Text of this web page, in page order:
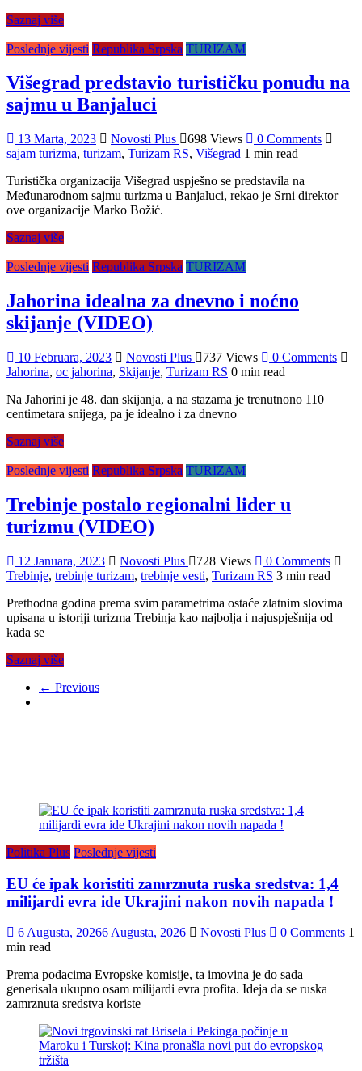
Saznaj više
Poslednje vijesti Republika Srpska TURIZAM
Višegrad predstavio turističku ponudu na
sajmu u Banjaluci
13 Marta, 2023 Novosti Plus 698 Views
0 Comments
sajam turizma, turizam, Turizam RS, Višegrad 1 min read
Turistička organizacija Višegrad uspješno se predstavila na
Međunarodnom sajmu turizma u Banjaluci, rekao je Srni direktor
ove organizacije Marko Božić.
Saznaj više
Poslednje vijesti Republika Srpska TURIZAM
Јahorina idealna za dnevno i noćno
skijanje (VIDEO)
10 Februara, 2023 Novosti Plus 737 Views
0 Comments
Jahorina, oc jahorina, Skijanje, Turizam RS 0 min read
Na Јahorini je 48. dan skijanja, a na stazama je trenutnono 110
centimetara snijega, pa je idealno i za dnevno
Saznaj više
Poslednje vijesti Republika Srpska TURIZAM
Trebinje postalo regionalni lider u
turizmu (VIDEO)
12 Januara, 2023 Novosti Plus 728 Views
0 Comments
Trebinje, trebinje turizam, trebinje vesti, Turizam RS 3 min read
Prethodna godina prema svim parametrima ostaće zlatnim slovima
upisana u istoriji turizma Trebinja kao najbolja i najuspješnija od
kada se
Saznaj više
← Previous
Politika Plus Poslednje vijesti
EU će ipak koristiti zamrznuta ruska sredstva: 1,4
milijardi evra ide Ukrajini nakon novih napada !
6 Augusta, 20266 Augusta, 2026 Novosti Plus 0 Comments 1
min read
Prema podacima Evropske komisije, ta imovina je do sada
generisala ukupno osam milijardi evra profita. Ideja da se ruska
zamrznuta sredstva koriste